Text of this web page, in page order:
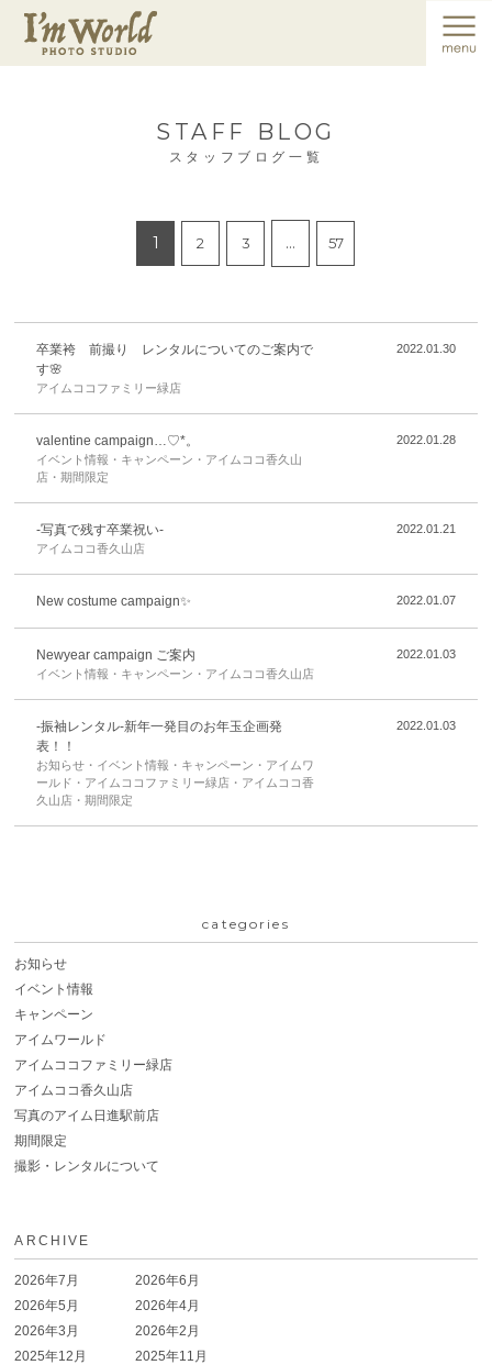
STAFF BLOG
スタッフブログ一覧
1 2 3 … 57
卒業袴 前撮り レンタルについてのご案内で
す🌸
アイムココファミリー緑店
2022.01.30
valentine campaign…♡*。
イベント情報・キャンペーン・アイムココ香久山
店・期間限定
2022.01.28
-写真で残す卒業祝い-
アイムココ香久山店
2022.01.21
New costume campaign✨ 2022.01.07
Newyear campaign ご案内
イベント情報・キャンペーン・アイムココ香久山店
2022.01.03
-振袖レンタル-新年一発目のお年玉企画発
表！！
お知らせ・イベント情報・キャンペーン・アイムワ
ールド・アイムココファミリー緑店・アイムココ香
久山店・期間限定
2022.01.03
categories
お知らせ
イベント情報
キャンペーン
アイムワールド
アイムココファミリー緑店
アイムココ香久山店
写真のアイム日進駅前店
期間限定
撮影・レンタルについて
ARCHIVE
2026年7月
2026年6月
2026年5月
2026年4月
2026年3月
2026年2月
2025年12月
2025年11月